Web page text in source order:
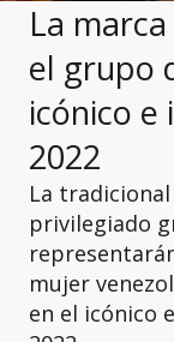
La
el grupo
icónico e
2022
La
privilegiado
mujer
en el icónico